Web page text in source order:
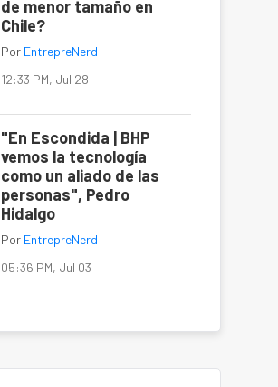
de menor tamaño en
Chile?
Por EntrepreNerd
12:33 PM, Jul 28
"En Escondida | BHP
vemos la tecnología
como un aliado de las
personas", Pedro
Hidalgo
Por EntrepreNerd
05:36 PM, Jul 03